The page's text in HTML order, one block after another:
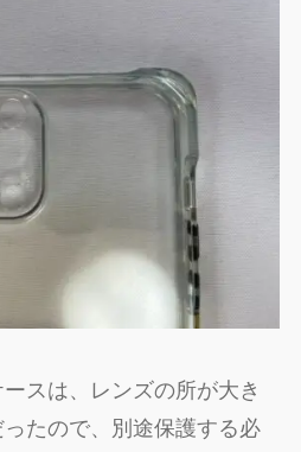
スは、レンズの所が大き
たので、別途保護する必